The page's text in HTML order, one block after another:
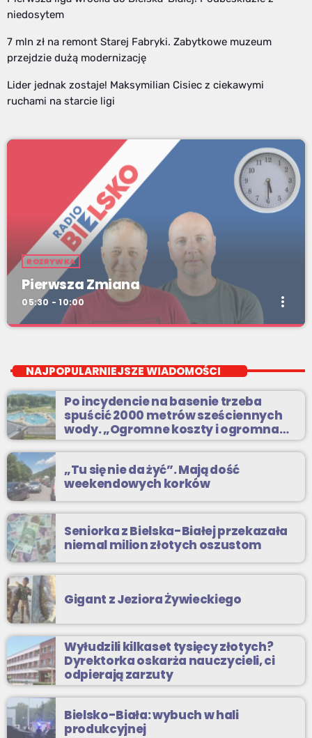
niedosytem
7 mln zł na remont Starej Fabryki. Zabytkowe muzeum
przejdzie dużą modernizację
Lider jednak zostaje! Maksymilian Cisiec z ciekawymi
ruchami na starcie ligi
ROZRYWKA
Pierwsza Zmiana
05:30 - 10:00 more_vert
Codziennie od poniedziałku do piątku od 5:30 do 10.
NAJPOPULARNIEJSZE WIADOMOŚCI
Po incydencie na basenie trzeba
spuścić 2000 metrów sześciennych
wody. „Ogromne koszty i ogromna
praca”
„Tu się nie da żyć”. Mają dość
weekendowych korków
Seniorka z Bielska-Białej przekazała
niemal milion złotych oszustom
Gigant z Jeziora Żywieckiego
Wyłudzili kilkaset tysięcy złotych?
Dyrektorka oskarża nauczycieli, ci
odpierają zarzuty
Bielsko-Biała: wybuch w hali
produkcyjnej